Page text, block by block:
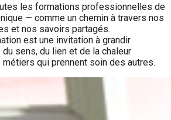
les formations professionnelles de
— comme un chemin à travers nos
et nos savoirs partagés.
est une invitation à grandir
sens, du lien et de la chaleur
qui prennent soin des autres.